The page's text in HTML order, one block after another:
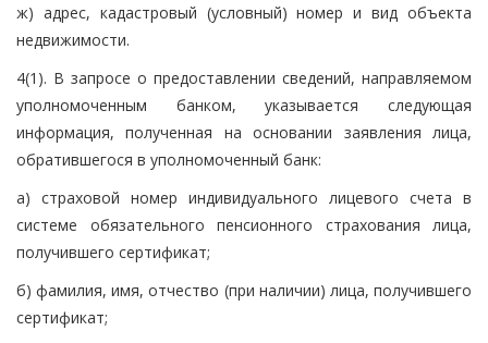
ж) адрес, кадастровый (условный) номер и вид объекта
недвижимости.
4(1). В запросе о предоставлении сведений, направляемом
уполномоченным банком, указывается следующая
информация, полученная на основании заявления лица,
обратившегося в уполномоченный банк:
а) страховой номер индивидуального лицевого счета в
системе обязательного пенсионного страхования лица,
получившего сертификат;
б) фамилия, имя, отчество (при наличии) лица, получившего
сертификат;